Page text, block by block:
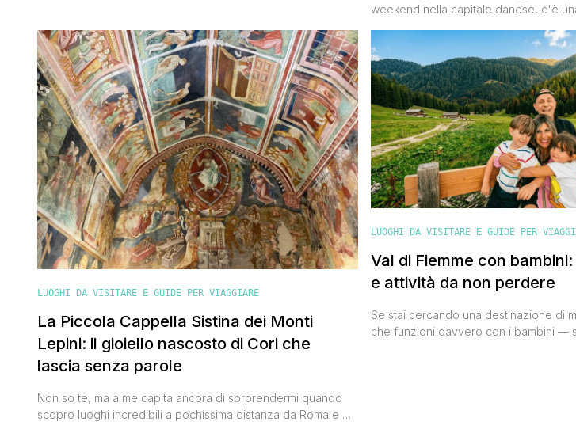
weekend nella capitale danese, c'è
ed è un'iniziativa che premia i
comportamenti più sostenibili durante
Lanciato come progetto pilota nel
rinnovato nel [']
LUOGHI DA VISITARE E GUIDE PER VIAGGIARE
La Piccola Cappella Sistina dei Monti
Lepini: il gioiello nascosto di Cori che
lascia senza parole
Non so te, ma a me capita ancora di sorprendermi quando
scopro luoghi incredibili a pochissima distanza da Roma e di
LUOGHI DA VISITARE E GUIDE PER
Val di Fiemme con
e attività da non perdere
Se stai cercando una destinazione di
che funzioni davvero con i bambini —